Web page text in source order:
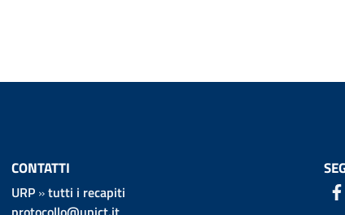
CONTATTI
URP»tutti i recapiti